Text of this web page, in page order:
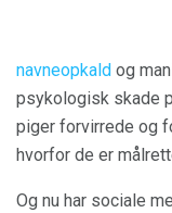
navneopkald og
psykologisk skade
piger forvirrede og
hvorfor de er
Og nu har sociale